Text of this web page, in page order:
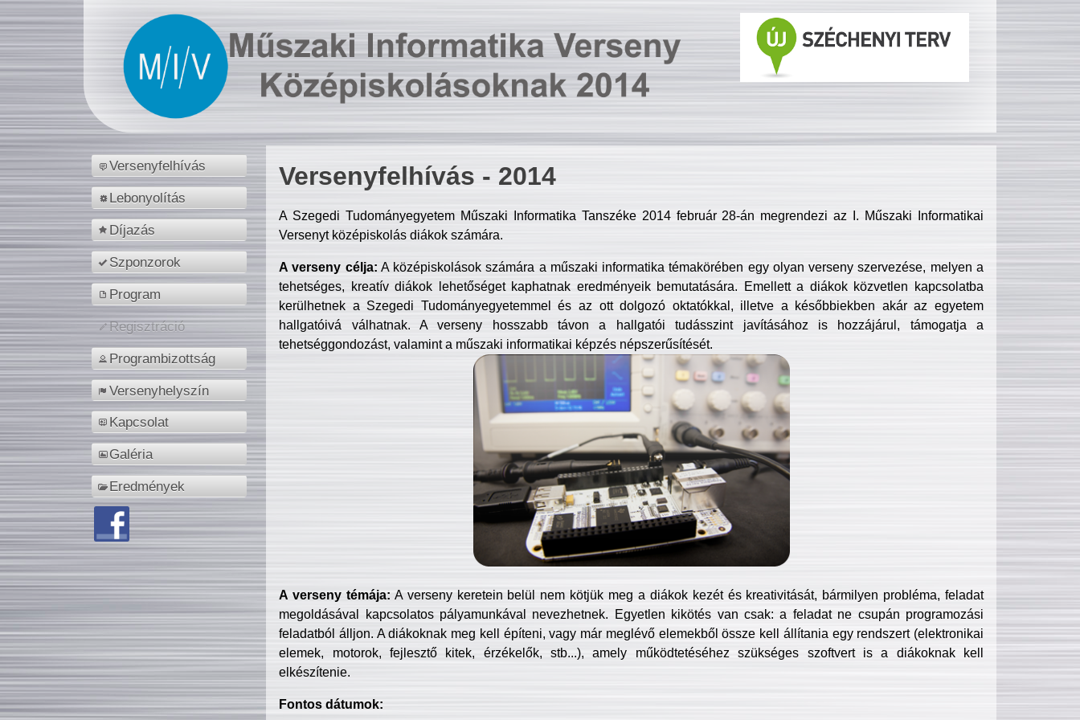
Versenyfelhívás
Lebonyolítás
Díjazás
Szponzorok
Program
Regisztráció
Programbizottság
Versenyhelyszín
Kapcsolat
Galéria
Eredmények
Versenyfelhívás - 2014
A Szegedi Tudományegyetem Műszaki Informatika Tanszéke 2014 február 28-án megrendezi az I. Műszaki Informatikai
Versenyt középiskolás diákok számára.
A verseny célja: A középiskolások számára a műszaki informatika témakörében egy olyan verseny szervezése, melyen a
tehetséges, kreatív diákok lehetőséget kaphatnak eredményeik bemutatására. Emellett a diákok közvetlen kapcsolatba
kerülhetnek a Szegedi Tudományegyetemmel és az ott dolgozó oktatókkal, illetve a későbbiekben akár az egyetem
hallgatóivá válhatnak. A verseny hosszabb távon a hallgatói tudásszint javításához is hozzájárul, támogatja a
tehetséggondozást, valamint a műszaki informatikai képzés népszerűsítését.
A verseny témája: A verseny keretein belül nem kötjük meg a diákok kezét és kreativitását, bármilyen probléma, feladat
megoldásával kapcsolatos pályamunkával nevezhetnek. Egyetlen kikötés van csak: a feladat ne csupán programozási
feladatból álljon. A diákoknak meg kell építeni, vagy már meglévő elemekből össze kell állítania egy rendszert (elektronikai
elemek, motorok, fejlesztő kitek, érzékelők, stb...), amely működtetéséhez szükséges szoftvert is a diákoknak kell
elkészítenie.
Fontos dátumok: